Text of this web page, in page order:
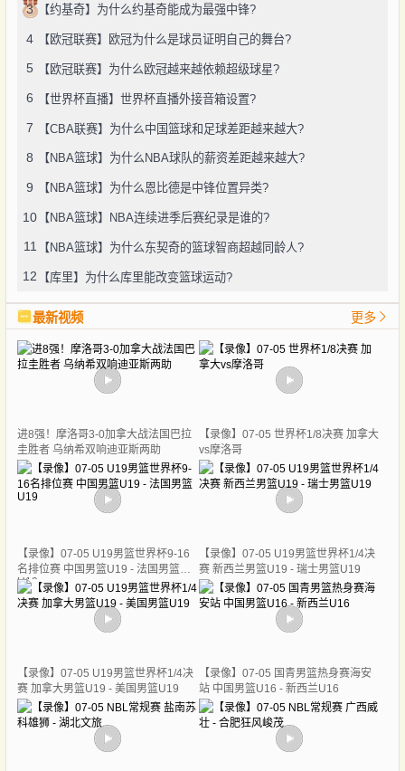
3 【约基奇】为什么约基奇能成为最强中锋?
4 【欧冠联赛】欧冠为什么是球员证明自己的舞台?
5 【欧冠联赛】为什么欧冠越来越依赖超级球星?
6 【世界杯直播】世界杯直播外接音箱设置?
7 【CBA联赛】为什么中国篮球和足球差距越来越大?
8 【NBA篮球】为什么NBA球队的薪资差距越来越大?
9 【NBA篮球】为什么恩比德是中锋位置异类?
10 【NBA篮球】NBA连续进季后赛纪录是谁的?
11 【NBA篮球】为什么东契奇的篮球智商超越同龄人?
12 【库里】为什么库里能改变篮球运动?
最新视频 更多
进8强！摩洛哥3-0加拿大战法国巴拉
圭胜者 乌纳希双响迪亚斯两助
【录像】07-05 世界杯1/8决赛 加拿大
vs摩洛哥
【录像】07-05 U19男篮世界杯9-16
名排位赛 中国男篮U19 - 法国男篮
U19
【录像】07-05 U19男篮世界杯1/4决
赛 新西兰男篮U19 - 瑞士男篮U19
【录像】07-05 U19男篮世界杯1/4决
赛 加拿大男篮U19 - 美国男篮U19
【录像】07-05 国青男篮热身赛海安
站 中国男篮U16 - 新西兰U16